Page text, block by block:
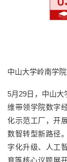
中山大学岭南学
5月29日，中山
维带领学院数字
化示范工厂，开
数智转型新路径
字化升级、人工
育等核心议题展